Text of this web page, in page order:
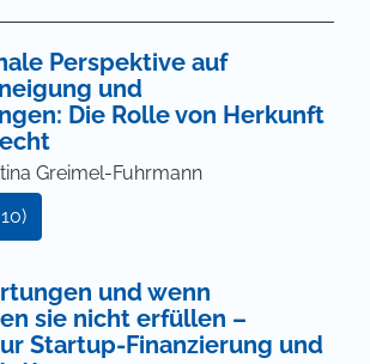
Perspektive auf
und
Die Rolle von Herkunft
Greimel-Fuhrmann
Abonnent/innen oder durch Zahlung
und wenn
sie nicht erfüllen –
Startup-Finanzierung und